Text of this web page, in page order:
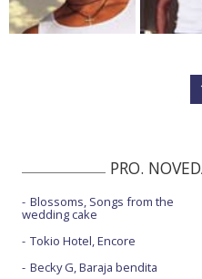
PRO.
Blossoms, Songs from the
wedding cake
Tokio Hotel, Encore
Becky G, Baraja bendita